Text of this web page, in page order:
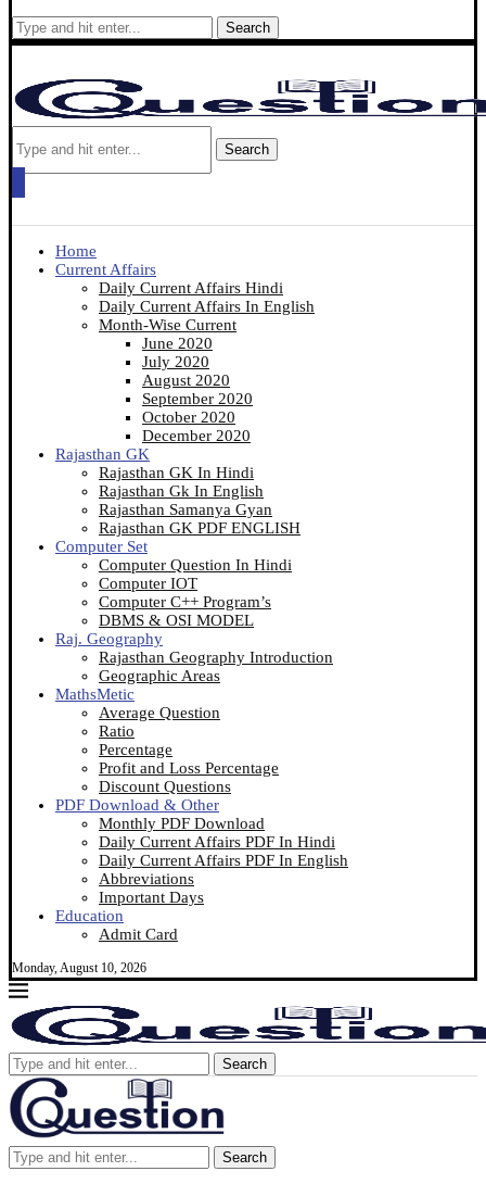
Search
Search
Home
Current Affairs
Daily Current Affairs Hindi
Daily Current Affairs In English
Month-Wise Current
June 2020
July 2020
August 2020
September 2020
October 2020
December 2020
Rajasthan GK
Rajasthan GK In Hindi
Rajasthan Gk In English
Rajasthan Samanya Gyan
Rajasthan GK PDF ENGLISH
Computer Set
Computer Question In Hindi
Computer IOT
Computer C++ Program’s
DBMS & OSI MODEL
Raj. Geography
Rajasthan Geography Introduction
Geographic Areas
MathsMetic
Average Question
Ratio
Percentage
Profit and Loss Percentage
Discount Questions
PDF Download & Other
Monthly PDF Download
Daily Current Affairs PDF In Hindi
Daily Current Affairs PDF In English
Abbreviations
Important Days
Education
Admit Card
Monday, August 10, 2026
Search
Search